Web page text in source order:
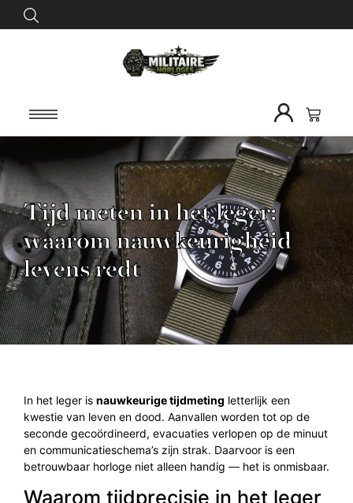
Tijd meten in het leger:
waarom nauwkeurigheid
levens redt
In het leger is nauwkeurige tijdmeting letterlijk een
kwestie van leven en dood. Aanvallen worden tot op de
seconde gecoördineerd, evacuaties verlopen op de minuut
en communicatieschema’s zijn strak. Daarvoor is een
betrouwbaar horloge niet alleen handig — het is onmisbaar.
Waarom tijdprecisie in het leger